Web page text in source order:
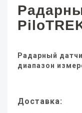
Радарный
диапазон
Доставка: